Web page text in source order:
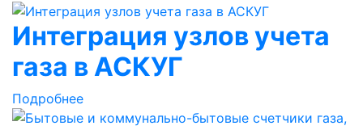
Интеграция узлов учета
газа в АСКУГ
Подробнее